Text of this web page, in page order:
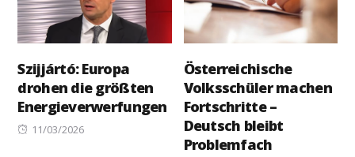
Szijjártó: Europa
drohen die größten
Energieverwerfungen
Posted
11/03/2026
Österreichische
Volksschüler machen
Fortschritte –
Deutsch bleibt
Problemfach